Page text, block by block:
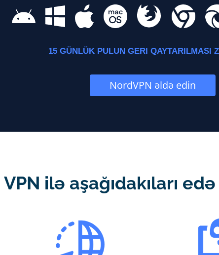
15 GÜNLÜK PULUN GERI QAYTARILMASI
NordVPN əldə edin
VPN ilə aşağıdakıları